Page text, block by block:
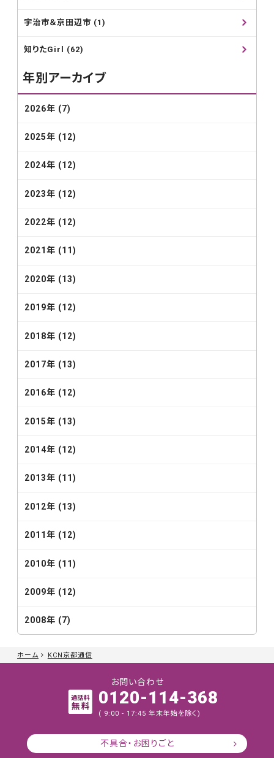
ホーム KCN京都通信
宇治市＆京田辺市 (1)
知りたGirl (62)
年別アーカイブ
2026年 (7)
2025年 (12)
2024年 (12)
2023年 (12)
2022年 (12)
2021年 (11)
2020年 (13)
2019年 (12)
2018年 (12)
2017年 (13)
2016年 (12)
2015年 (13)
2014年 (12)
2013年 (11)
2012年 (13)
2011年 (12)
2010年 (11)
2009年 (12)
2008年 (7)
お問い合わせ
0120-114-368
( 9:00 - 17:45 年末年始を除く)
不具合・お困りごと